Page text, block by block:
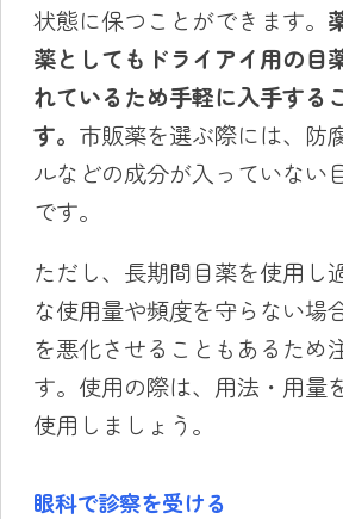
状態に保つことができます。
薬としてもドライアイ用の目
れているため手軽に入手する
す。 市販薬を選ぶ際には、防
ルなどの成分が入っていない
です。
ただし、長期間目薬を使用し
な使用量や頻度を守らない場
を悪化させることもあるため
す。使用の際は、用法・用量
使用しましょう。
眼科で診察を受ける